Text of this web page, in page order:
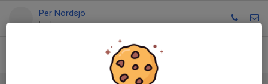
Per Nordsjö
Ledare